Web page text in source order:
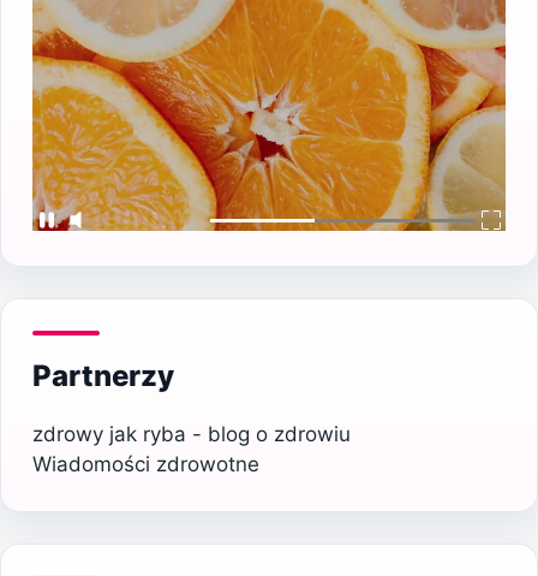
Partnerzy
zdrowy jak ryba - blog o zdrowiu
Wiadomości zdrowotne